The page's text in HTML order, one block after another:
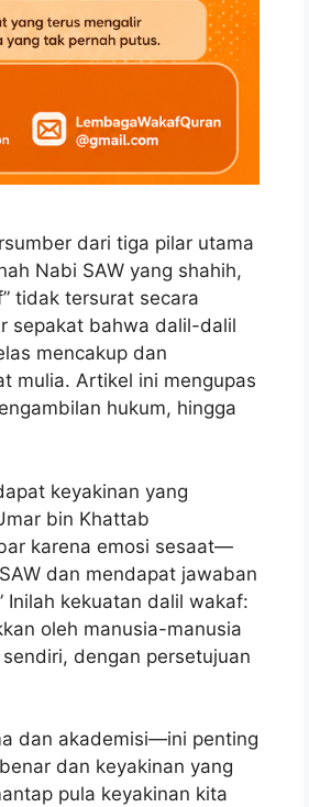
dari tiga pilar utama
Nabi SAW yang shahih,
tidak tersurat secara
sepakat bahwa dalil-dalil
mencakup dan
mulia. Artikel ini mengupas
hukum, hingga
keyakinan yang
bin Khattab
karena emosi sesaat—
dan mendapat jawaban
Inilah kekuatan dalil wakaf:
oleh manusia-manusia
dengan persetujuan
dan akademisi—ini penting
dan keyakinan yang
pula keyakinan kita